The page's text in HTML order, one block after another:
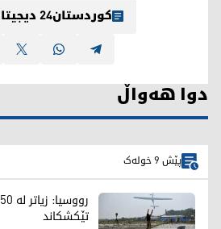
کوردستان24 دیجیتاڵ میدیا
دوا هەواڵ
پێش 9 خولەک
تێکشکاند